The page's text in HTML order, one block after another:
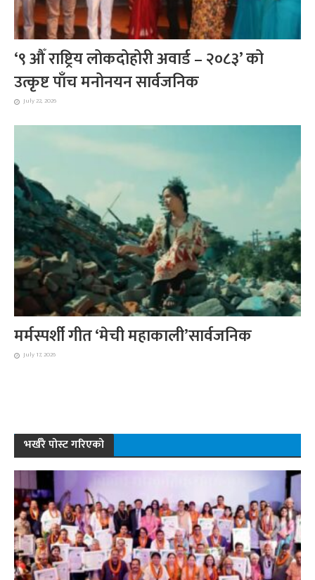
‘९ औँ राष्ट्रिय लोकदोहोरी अवार्ड – २०८३’ को
उत्कृष्ट पाँच मनोनयन सार्वजनिक
July 22, 2026
मर्मस्पर्शी गीत ‘मेची महाकाली’सार्वजनिक
July 17, 2026
भर्खरै पोस्ट गरिएको